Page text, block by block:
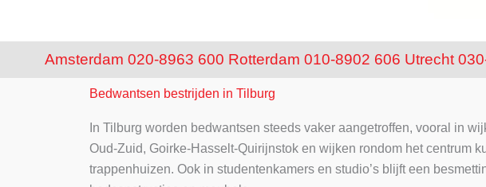
Amsterdam 020-8963 600 Rotterdam 010-8902 606 Utrecht
Bedwantsen bestrijden in Tilburg
In Tilburg worden bedwantsen steeds vaker aangetroffen, vooral in
Oud-Zuid, Goirke-Hasselt-Quirijnstok en wijken rondom het centrum
trappenhuizen. Ook in studentenkamers en studio’s blijft een